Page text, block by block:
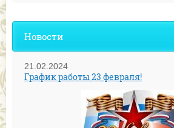
Новости
21.02.2024
График работы 23 февраля!